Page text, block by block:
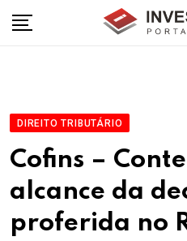
DIREITO TRIBUTÁRIO
Cofins –
alcance da
proferida no